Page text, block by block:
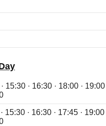
15:30 · 16:30 · 18:00 · 19:00
15:30 · 16:30 · 17:45 · 19:00